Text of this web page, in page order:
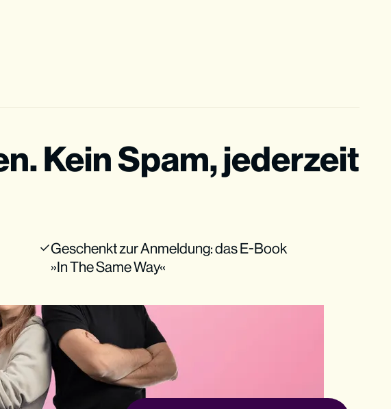
Kein Spam, jederzeit
Geschenkt zur Anmeldung: das E-Book
»In The Same Way«